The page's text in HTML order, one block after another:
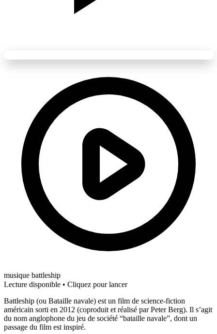
musique battleship
Lecture disponible • Cliquez pour lancer
Battleship (ou Bataille navale) est un film de science-fiction
américain sorti en 2012 (coproduit et réalisé par Peter Berg). Il s’agit
du nom anglophone du jeu de société “bataille navale”, dont un
passage du film est inspiré.